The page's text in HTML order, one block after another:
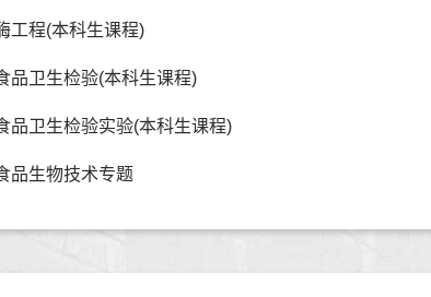
工程(本科生课程)
品卫生检验(本科生课程)
品卫生检验实验(本科生课程)
品生物技术专题